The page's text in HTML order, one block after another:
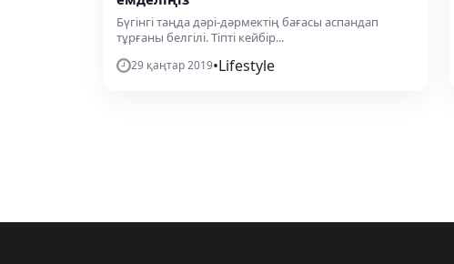
Бүгінгі таңда дәрі-дәрмектің бағасы аспандап
тұрғаны белгілі. Тіпті кейбір...
29 қаңтар 2019•Lifestyle